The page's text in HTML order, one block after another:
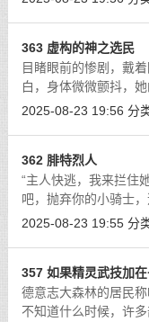
363 虚构的神之选民
目睹眼前的惨剧，戴
白，身体微微颤抖，
白。[详细]
2025-08-23 19:56 分
362 腓特烈人
“主人快逃，我来拦
吧，抛弃你的小骑士
何侍奉高贵的龙族，
2025-08-23 19:55 分
357 如果精灵武技加
德意志大森林的居民
不知道什么时候，许